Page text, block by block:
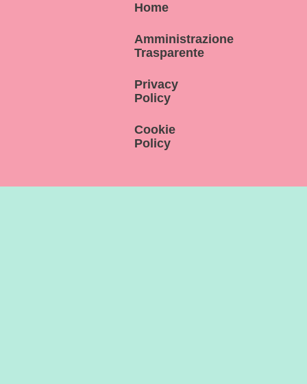
Home
Amministrazione
Trasparente
Privacy
Policy
Cookie
Policy